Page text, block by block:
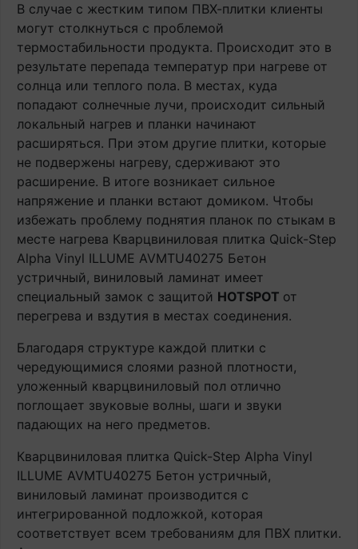
В случае с жестким типом ПВХ-плитки клиенты
могут столкнуться с проблемой
термостабильности продукта. Происходит это в
результате перепада температур при нагреве от
солнца или теплого пола. В местах, куда
попадают солнечные лучи, происходит сильный
локальный нагрев и планки начинают
расширяться. При этом другие плитки, которые
не подвержены нагреву, сдерживают это
расширение. В итоге возникает сильное
напряжение и планки встают домиком. Чтобы
избежать проблему поднятия планок по стыкам в
месте нагрева Кварцвиниловая плитка Quick-Step
Alpha Vinyl ILLUME AVMTU40275 Бетон
устричный, виниловый ламинат имеет
специальный замок с защитой HOTSPOT от
перегрева и вздутия в местах соединения.
Благодаря структуре каждой плитки с
чередующимися слоями разной плотности,
уложенный кварцвиниловый пол отлично
поглощает звуковые волны, шаги и звуки
падающих на него предметов.
Кварцвиниловая плитка Quick-Step Alpha Vinyl
ILLUME AVMTU40275 Бетон устричный,
виниловый ламинат производится с
интегрированной подложкой, которая
соответствует всем требованиям для ПВХ плитки.